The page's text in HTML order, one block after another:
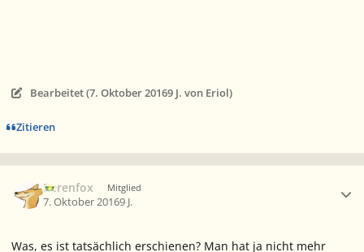
Bearbeitet (7. Oktober 20169 J. von Eriol)
Zitieren
Berenfox Mitglied
7. Oktober 20169 J.
Was, es ist tatsächlich erschienen? Man hat ja nicht mehr